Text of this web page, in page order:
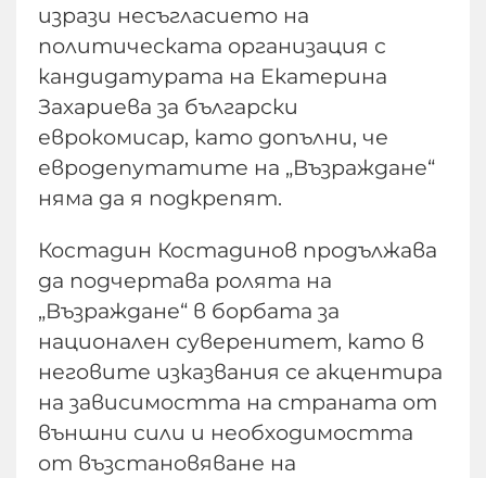
изрази несъгласието на
политическата организация с
кандидатурата на Екатерина
Захариева за български
еврокомисар, като допълни, че
евродепутатите на „Възраждане“
няма да я подкрепят.
Костадин Костадинов продължава
да подчертава ролята на
„Възраждане“ в борбата за
национален суверенитет, като в
неговите изказвания се акцентира
на зависимостта на страната от
външни сили и необходимостта
от възстановяване на